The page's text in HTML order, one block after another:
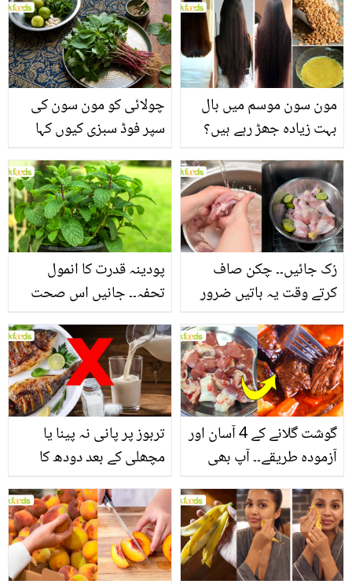
چولائی کو مون سون کی
سپر فوڈ سبزی کیوں کہا
منرلز اور اینٹی آکسیڈنٹس
سے بھرپور اس سبزی کے
فائدے
مون سون موسم میں بال
بہت زیادہ جھڑ رہے ہیں؟
بنانے کے چند قدرتی طریقے
پودینہ قدرت کا انمول
تحفہ۔۔ جانیں اس صحت
انگیز طبی فوائد
رُک جائیں۔۔ چکن صاف
کرتے وقت یہ باتیں ضرور
تربوز پر پانی نہ پینا یا
مچھلی کے بعد دودھ کا
سے متعلق غلط فہمیوں کی
حقیقت کیا ہے اور افواہ
کیا؟
گوشت گلانے کے 4 آسان اور
آزمودہ طریقے۔۔ آپ بھی
بتائے راز